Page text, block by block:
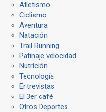
Atletismo
Ciclismo
Aventura
Natación
Trail Running
Patinaje velocidad
Nutrición
Tecnología
Entrevistas
El 3er café
Otros Deportes